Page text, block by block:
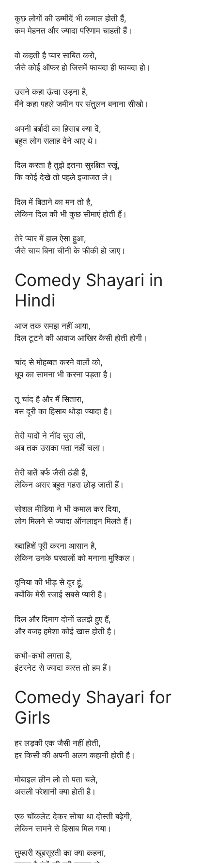
कुछ लोगों की उम्मीदें भी कमाल होती हैं,
कम मेहनत और ज्यादा परिणाम चाहती हैं।
वो कहती है प्यार साबित करो,
जैसे कोई ऑफर हो जिसमें फायदा ही फायदा हो।
उसने कहा ऊंचा उड़ना है,
मैंने कहा पहले जमीन पर संतुलन बनाना सीखो।
अपनी बर्बादी का हिसाब क्या दें,
बहुत लोग सलाह देने आए थे।
दिल करता है तुझे इतना सुरक्षित रखूं,
कि कोई देखे तो पहले इजाजत ले।
दिल में बिठाने का मन तो है,
लेकिन दिल की भी कुछ सीमाएं होती हैं।
तेरे प्यार में हाल ऐसा हुआ,
जैसे चाय बिना चीनी के फीकी हो जाए।
Comedy Shayari in
Hindi
आज तक समझ नहीं आया,
दिल टूटने की आवाज आखिर कैसी होती होगी।
चांद से मोहब्बत करने वालों को,
धूप का सामना भी करना पड़ता है।
तू चांद है और मैं सितारा,
बस दूरी का हिसाब थोड़ा ज्यादा है।
तेरी यादों ने नींद चुरा ली,
अब तक उसका पता नहीं चला।
तेरी बातें बर्फ जैसी ठंडी हैं,
लेकिन असर बहुत गहरा छोड़ जाती हैं।
सोशल मीडिया ने भी कमाल कर दिया,
लोग मिलने से ज्यादा ऑनलाइन मिलते हैं।
ख्वाहिशें पूरी करना आसान है,
लेकिन उनके घरवालों को मनाना मुश्किल।
दुनिया की भीड़ से दूर हूं,
क्योंकि मेरी रजाई सबसे प्यारी है।
दिल और दिमाग दोनों उलझे हुए हैं,
और वजह हमेशा कोई खास होती है।
कभी-कभी लगता है,
इंटरनेट से ज्यादा व्यस्त तो हम हैं।
Comedy Shayari for
Girls
हर लड़की एक जैसी नहीं होती,
हर किसी की अपनी अलग कहानी होती है।
मोबाइल छीन लो तो पता चले,
असली परेशानी क्या होती है।
एक चॉकलेट देकर सोचा था दोस्ती बढ़ेगी,
लेकिन सामने से हिसाब मिल गया।
तुम्हारी खूबसूरती का क्या कहना,